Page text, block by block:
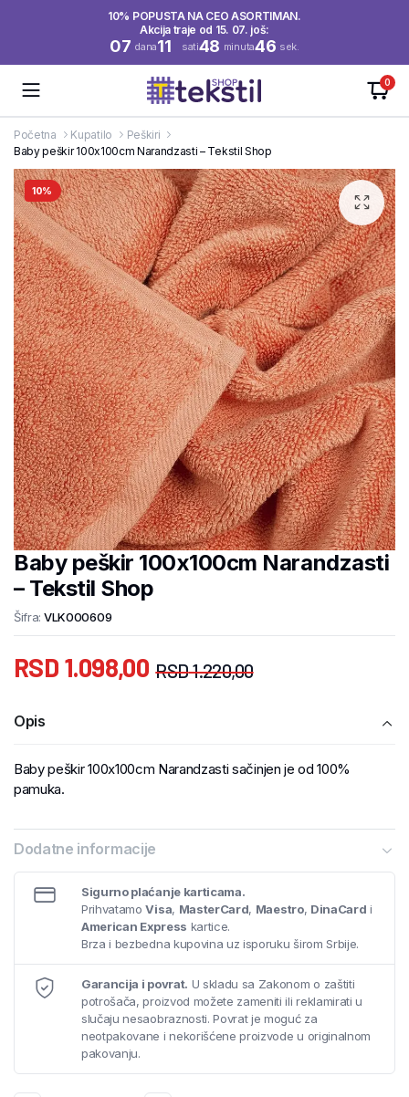
10% POPUSTA NA CEO ASORTIMAN.
Akcija traje od 15. 07. još:
07 dana11 sati48 minuta46 sek.
0
Početna Kupatilo
Peškiri
Baby peškir 100x100cm Narandzasti – Tekstil Shop
10%
Baby peškir 100x100cm Narandzasti
– Tekstil Shop
Šifra: VLK000609
RSD1.220,00
RSD 1.098,00
Opis
Baby peškir 100x100cm Narandzasti sačinjen je od 100%
pamuka.
Dodatne informacije
Sigurno plaćanje karticama.
PrihvatamoVisa, MasterCard, Maestro, DinaCard i
American Express kartice.
Brza i bezbedna kupovina uz isporuku širom Srbije.
Garancija i povrat. U skladu sa Zakonom o zaštiti
potrošača, proizvod možete zameniti ili reklamirati u
slučaju nesaobraznosti. Povrat je moguć za
neotpakovane i nekorišćene proizvode u originalnom
pakovanju.